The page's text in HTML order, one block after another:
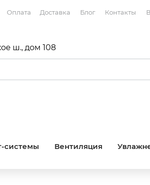
Оплата Доставка Блог Контакты
ш., дом 108
системы Вентиляция